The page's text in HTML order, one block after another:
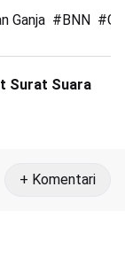
Ganja # BNN #
Surat Suara
+ Komentari